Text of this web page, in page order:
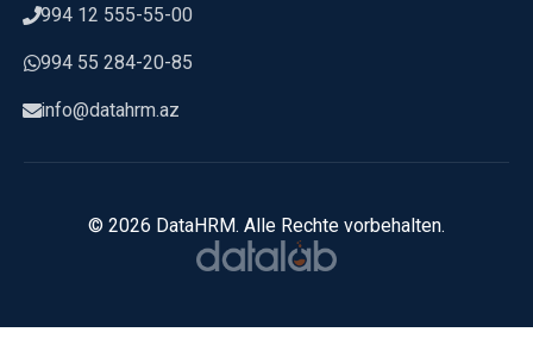
994 12 555-55-00
994 55 284-20-85
info@datahrm.az
© 2026 DataHRM. Alle Rechte vorbehalten.